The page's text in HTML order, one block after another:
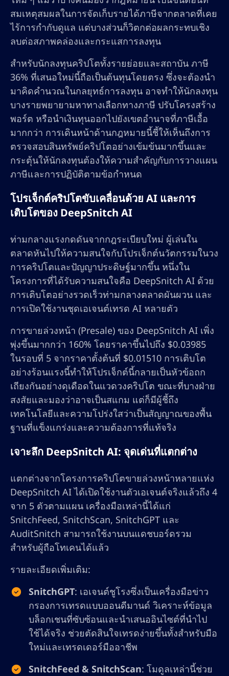
สมเหตุสมผลในการจัดเก็บรายได้ภาษีจากตลาดที่เคย
ไร้การกำกับดูแล แต่บางส่วนก็วิตกต่อผลกระทบเชิง
ลบต่อสภาพคล่องและกระแสการลงทุน
สำหรับนักลงทุนคริปโตทั้งรายย่อยและสถาบัน ภาษี
36% ที่เสนอใหม่นี้ถือเป็นต้นทุนโดยตรง ซึ่งจะต้องนำ
มาคิดคำนวณในกลยุทธ์การลงทุน อาจทำให้นักลงทุน
บางรายพยายามหาทางเลือกทางภาษี ปรับโครงสร้าง
พอร์ต หรือนำเงินทุนออกไปยังเขตอำนาจที่ภาษีเอื้อ
มากกว่า การเดินหน้าด้านกฎหมายนี้ชี้ให้เห็นถึงการ
ตรวจสอบสินทรัพย์คริปโตอย่างเข้มข้นมากขึ้นและ
กระตุ้นให้นักลงทุนต้องให้ความสำคัญกับการวางแผน
ภาษีและการปฏิบัติตามข้อกำหนด
โปรเจ็กต์คริปโตขับเคลื่อนด้วย AI และการ
เติบโตของ DeepSnitch AI
ท่ามกลางแรงกดดันจากกฎระเบียบใหม่ ผู้เล่นใน
ตลาดหันไปให้ความสนใจกับโปรเจ็กต์นวัตกรรมในวง
การคริปโตและปัญญาประดิษฐ์มากขึ้น หนึ่งใน
โครงการที่ได้รับความสนใจคือ DeepSnitch AI ด้วย
การเติบโตอย่างรวดเร็วท่ามกลางตลาดผันผวน และ
การเปิดใช้งานชุดเอเจนต์เทรด AI หลายตัว
การขายล่วงหน้า (Presale) ของ DeepSnitch AI เพิ่ง
พุ่งขึ้นมากกว่า 160% โดยราคาขึ้นไปถึง $0.03985
ในรอบที่ 5 จากราคาตั้งต้นที่ $0.01510 การเติบโต
อย่างร้อนแรงนี้ทำให้โปรเจ็กต์นี้กลายเป็นหัวข้อถก
เถียงกันอย่างดุเดือดในแวดวงคริปโต ขณะที่บางฝ่าย
สงสัยและมองว่าอาจเป็นสแกม แต่ก็มีผู้ชี้ถึง
เทคโนโลยีและความโปร่งใสว่าเป็นสัญญาณของพื้น
ฐานที่แข็งแกร่งและความต้องการที่แท้จริง
เจาะลึก DeepSnitch AI: จุดเด่นที่แตกต่าง
แตกต่างจากโครงการคริปโตขายล่วงหน้าหลายแห่ง
DeepSnitch AI ได้เปิดใช้งานตัวเอเจนต์จริงแล้วถึง 4
จาก 5 ตัวตามแผน เครื่องมือเหล่านี้ได้แก่
SnitchFeed, SnitchScan, SnitchGPT และ
AuditSnitch สามารถใช้งานบนแดชบอร์ดรวม
สำหรับผู้ถือโทเคนได้แล้ว
รายละเอียดเพิ่มเติม:
SnitchGPT: เอเจนต์ชูโรงซึ่งเป็นเครื่องมือข่าว
กรองการเทรดแบบออนดีมานด์ วิเคราะห์ข้อมูล
บล็อกเชนที่ซับซ้อนและนำเสนออินไซต์ที่นำไป
ใช้ได้จริง ช่วยตัดสินใจเทรดง่ายขึ้นทั้งสำหรับมือ
ใหม่และเทรดเดอร์มืออาชีพ
SnitchFeed & SnitchScan: โมดูลเหล่านี้ช่วย